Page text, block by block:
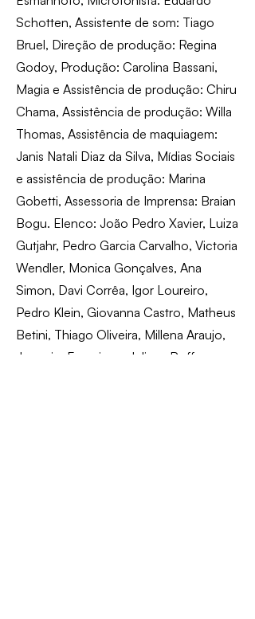
Schotten, Assistente de som: Tiago
Bruel, Direção de produção: Regina
Godoy, Produção: Carolina Bassani,
Magia e Assistência de produção: Chiru
Chama, Assistência de produção: Willa
Thomas, Assistência de maquiagem:
Janis Natali Diaz da Silva, Mídias Sociais
e assistência de produção: Marina
Gobetti, Assessoria de Imprensa: Braian
Bogu. Elenco: João Pedro Xavier, Luiza
Gutjahr, Pedro Garcia Carvalho, Victoria
Wendler, Monica Gonçalves, Ana
Simon, Davi Corrêa, Igor Loureiro,
Pedro Klein, Giovanna Castro, Matheus
Betini, Thiago Oliveira, Millena Araujo,
Joaquim Francisco, Juliana Boff,